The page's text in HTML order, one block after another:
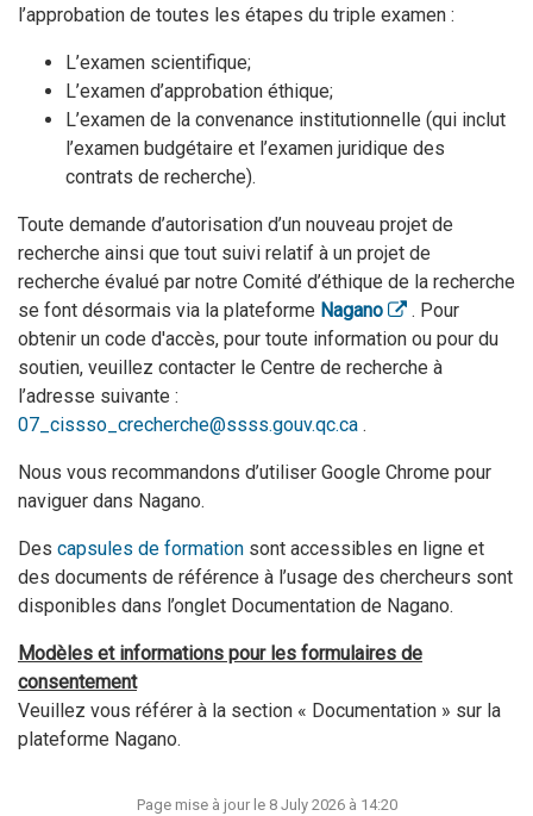
l’approbation de toutes les étapes du triple examen :
L’examen scientifique;
L’examen d’approbation éthique;
L’examen de la convenance institutionnelle (qui inclut
l’examen budgétaire et l’examen juridique des
contrats de recherche).
Toute demande d’autorisation d’un nouveau projet de
recherche ainsi que tout suivi relatif à un projet de
recherche évalué par notre Comité d’éthique de la recherche
se font désormais via la plateforme Nagano
. Pour
obtenir un code d'accès, pour toute information ou pour du
soutien, veuillez contacter le Centre de recherche à
l’adresse suivante :
07_cissso_crecherche@ssss.gouv.qc.ca .
Nous vous recommandons d’utiliser Google Chrome pour
naviguer dans Nagano.
Des capsules de formation sont accessibles en ligne et
des documents de référence à l’usage des chercheurs sont
disponibles dans l’onglet Documentation de Nagano.
Modèles et informations pour les formulaires de
consentement
Veuillez vous référer à la section « Documentation » sur la
plateforme Nagano.
Page mise à jour le 8 July 2026 à 14:20